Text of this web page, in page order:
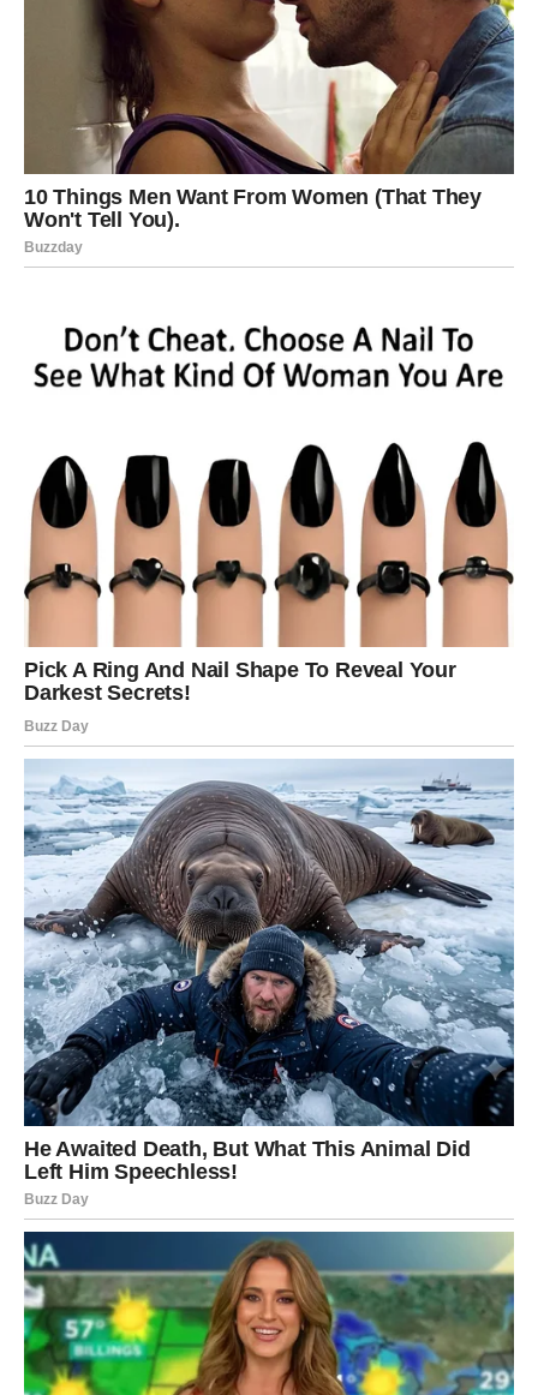
Mnogi Lavovi neće moći vjerovati koliko brzo bi se
emocije mogle pokrenuti.
Sudbina vam sada donosi priliku da konačno osjetite
ljubav kakvu ste dugo čekali.
PRESTANITE SUMNJATI U SEBE
Previše ste puta bili povrijeđeni.
onda kada ste osjećali mnogo više nego što ste
pokazivali.
Ali sada dolazi period tokom kojeg ćete konačno shvatiti
da prava ljubav zaista postoji.
DOLAZI ONO ŠTO STE
ZASLUŽILI
Sve kroz šta ste prošli nije bilo uzalud.
Svaka suza, svako razočaranje i svaki trenutak samoće
pripremali su vas za ono što sada dolazi.
A ono što dolazi moglo bi vam donijeti mnogo više sreće
nego što trenutno možete zamisliti.
Zvijezde vam konačno pokreću stvari u ljubavi i donose
emocije koje bi vam mogle promijeniti život.
Zato otvorite srce.
Jer sudbina vam uskoro donosi ono što ste zaslužili, a
čekali ste predugo.